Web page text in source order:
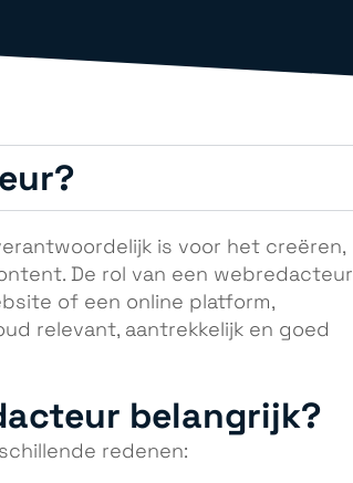
is voor het creëren,
De rol van een webredacteur
of een online platform,
relevant, aantrekkelijk en goed
belangrijk?
redenen: